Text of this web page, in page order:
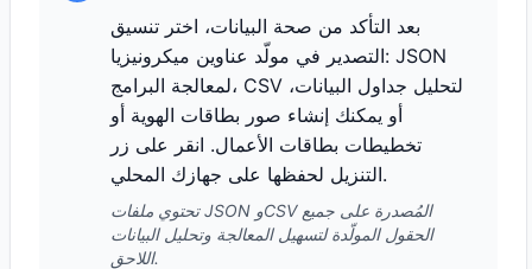
بعد التأكد من صحة البيانات، اختر تنسيق
التصدير في مولّد عناوين ميكرونيزيا: JSON
لمعالجة البرامج، CSV لتحليل جداول البيانات،
أو يمكنك إنشاء صور بطاقات الهوية أو
تخطيطات بطاقات الأعمال. انقر على زر
التنزيل لحفظها على جهازك المحلي.
تحتوي ملفات JSON وCSV المُصدرة على جميع
الحقول المولّدة لتسهيل المعالجة وتحليل البيانات
اللاحق.